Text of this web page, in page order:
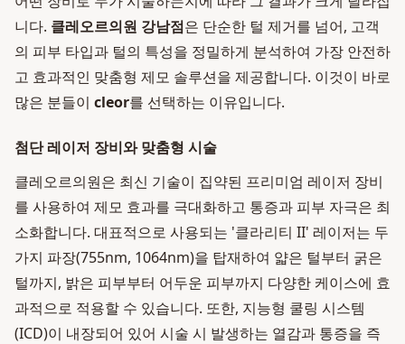
니다. 클레오르의원 강남점은 단순한 털 제거를 넘어, 고객
의 피부 타입과 털의 특성을 정밀하게 분석하여 가장 안전하
고 효과적인 맞춤형 제모 솔루션을 제공합니다. 이것이 바로
많은 분들이 cleor를 선택하는 이유입니다.
첨단 레이저 장비와 맞춤형 시술
클레오르의원은 최신 기술이 집약된 프리미엄 레이저 장비
를 사용하여 제모 효과를 극대화하고 통증과 피부 자극은 최
소화합니다. 대표적으로 사용되는 '클라리티 II' 레이저는 두
가지 파장(755nm, 1064nm)을 탑재하여 얇은 털부터 굵은
털까지, 밝은 피부부터 어두운 피부까지 다양한 케이스에 효
과적으로 적용할 수 있습니다. 또한, 지능형 쿨링 시스템
(ICD)이 내장되어 있어 시술 시 발생하는 열감과 통증을 즉